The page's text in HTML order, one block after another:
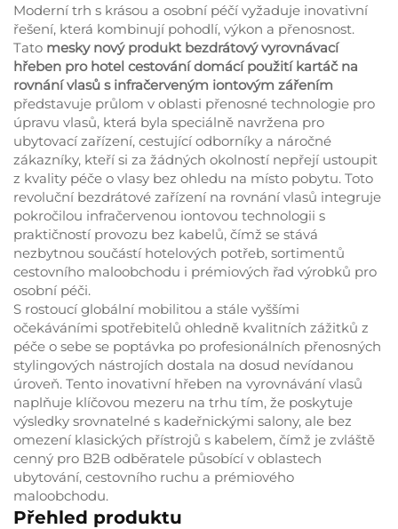
Moderní trh s krásou a osobní péčí vyžaduje inovativní
řešení, která kombinují pohodlí, výkon a přenosnost.
Tato mesky nový produkt bezdrátový vyrovnávací
hřeben pro hotel cestování domácí použití kartáč na
rovnání vlasů s infračerveným iontovým zářením
představuje průlom v oblasti přenosné technologie pro
úpravu vlasů, která byla speciálně navržena pro
ubytovací zařízení, cestující odborníky a náročné
zákazníky, kteří si za žádných okolností nepřejí ustoupit
z kvality péče o vlasy bez ohledu na místo pobytu. Toto
revoluční bezdrátové zařízení na rovnání vlasů integruje
pokročilou infračervenou iontovou technologii s
praktičností provozu bez kabelů, čímž se stává
nezbytnou součástí hotelových potřeb, sortimentů
cestovního maloobchodu i prémiových řad výrobků pro
osobní péči.
S rostoucí globální mobilitou a stále vyššími
očekáváními spotřebitelů ohledně kvalitních zážitků z
péče o sebe se poptávka po profesionálních přenosných
stylingových nástrojích dostala na dosud nevídanou
úroveň. Tento inovativní hřeben na vyrovnávání vlasů
naplňuje klíčovou mezeru na trhu tím, že poskytuje
výsledky srovnatelné s kadeřnickými salony, ale bez
omezení klasických přístrojů s kabelem, čímž je zvláště
cenný pro B2B odběratele působící v oblastech
ubytování, cestovního ruchu a prémiového
maloobchodu.
Přehled produktu